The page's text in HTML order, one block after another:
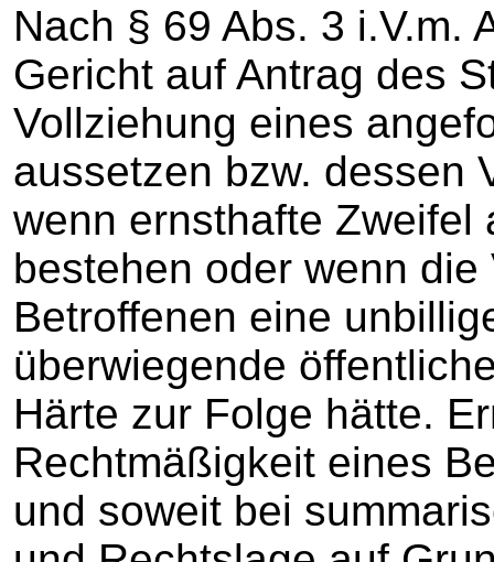
Nach § 69 Abs. 3 i.V.m.
Gericht auf Antrag des
Vollziehung eines
aussetzen bzw. dessen
wenn ernsthafte
bestehen oder wenn
Betroffenen eine
überwiegende
Härte zur Folge hätte.
Rechtmäßigkeit eines
und soweit bei